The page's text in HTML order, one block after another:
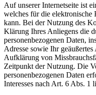
Auf unserer Internetseite ist
welches für die elektronische
kann. Bei der Nutzung des
Klärung Ihres Anliegens die
personenbezogenen Daten,
Adresse sowie Ihr
Aufklärung von
Zeitpunkt der Nutzung. Die
personenbezogenen Daten
Interesses nach Art. 6 Abs. 1